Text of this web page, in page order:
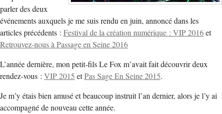
parler des deux
événements auxquels je me suis rendu en juin, annoncé dans les
articles précédents : Festival de la création numérique : VIP 2016et
Retrouvez-nous à Passage en Seine 2016
L’année dernière, mon petit-fils Le Fox m’avait fait découvrir deux
rendez-vous : VIP 2015 etPas Sage En Seine 2015.
Je m’y étais bien amusé et beaucoup instruit l’an dernier, alors je l’y ai
accompagné de nouveau cette année.